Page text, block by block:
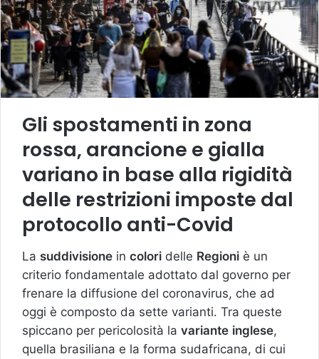
Gli spostamenti in zona
rossa, arancione e gialla
variano in base alla rigidità
delle restrizioni imposte dal
protocollo anti-Covid
La suddivisione in colori delle Regioni è un
criterio fondamentale adottato dal governo per
frenare la diffusione del coronavirus, che ad
oggi è composto da sette varianti. Tra queste
spiccano per pericolosità la variante inglese,
quella brasiliana e la forma sudafricana, di cui